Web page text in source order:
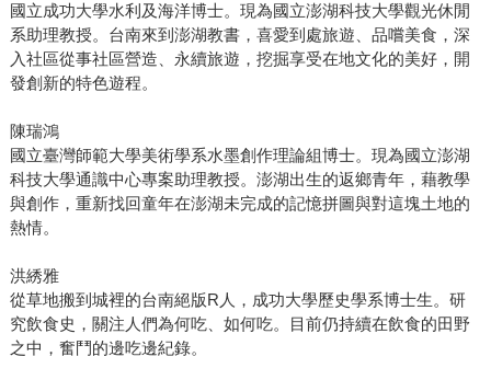
國立成功大學水利及海洋博士。現為國立澎湖科技大學觀光休閒
系助理教授。台南來到澎湖教書，喜愛到處旅遊、品嚐美食，深
入社區從事社區營造、永續旅遊，挖掘享受在地文化的美好，開
發創新的特色遊程。
陳瑞鴻
國立臺灣師範大學美術學系水墨創作理論組博士。現為國立澎湖
科技大學通識中心專案助理教授。澎湖出生的返鄉青年，藉教學
與創作，重新找回童年在澎湖未完成的記憶拼圖與對這塊土地的
熱情。
洪綉雅
從草地搬到城裡的台南絕版R人，成功大學歷史學系博士生。研
究飲食史，關注人們為何吃、如何吃。目前仍持續在飲食的田野
之中，奮鬥的邊吃邊紀錄。